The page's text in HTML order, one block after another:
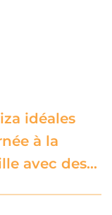
idéales
à la
avec des…